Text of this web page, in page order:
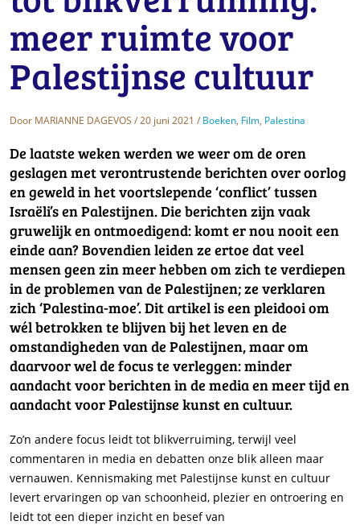
meer ruimte voor
Palestijnse cultuur
Door MARIANNE DAGEVOS / 20 juni 2021 / Boeken, Film, Palestina
De laatste weken werden we weer om de oren
geslagen met verontrustende berichten over oorlog
en geweld in het voortslepende ‘conflict’ tussen
Israëli’s en Palestijnen. Die berichten zijn vaak
gruwelijk en ontmoedigend: komt er nou nooit een
einde aan? Bovendien leiden ze ertoe dat veel
mensen geen zin meer hebben om zich te verdiepen
in de problemen van de Palestijnen; ze verklaren
zich ‘Palestina-moe’. Dit artikel is een pleidooi om
wél betrokken te blijven bij het leven en de
omstandigheden van de Palestijnen, maar om
daarvoor wel de focus te verleggen: minder
aandacht voor berichten in de media en meer tijd en
aandacht voor Palestijnse kunst en cultuur.
Zo’n andere focus leidt tot blikverruiming, terwijl veel
commentaren in media en debatten onze blik alleen maar
vernauwen. Kennismaking met Palestijnse kunst en cultuur
levert ervaringen op van schoonheid, plezier en ontroering en
leidt tot een dieper inzicht en besef van